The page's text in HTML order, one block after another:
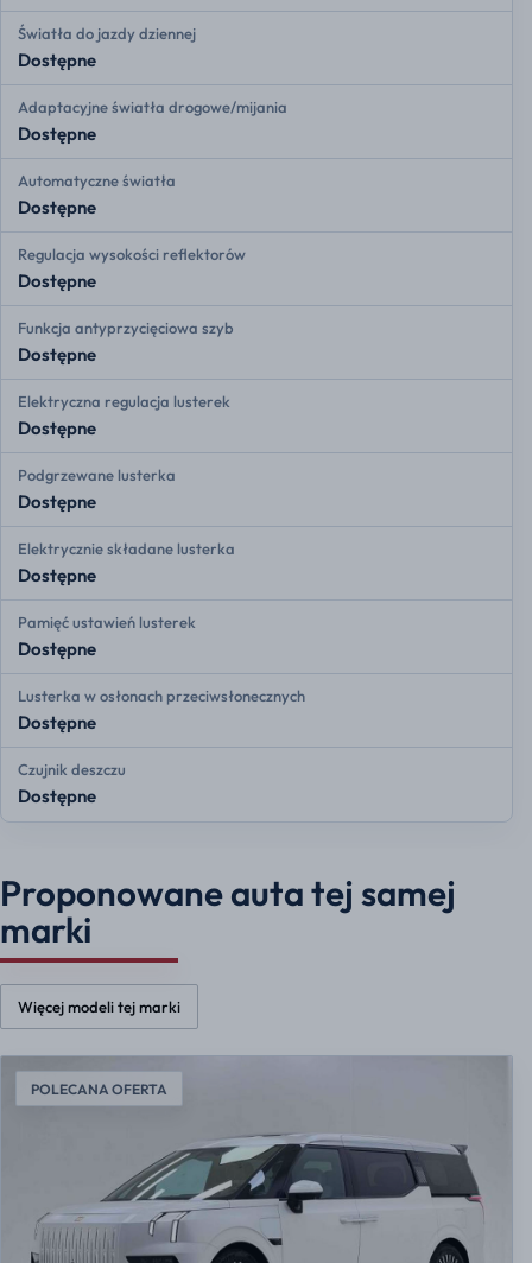
Światła do jazdy dziennej
Dostępne
Adaptacyjne światła drogowe/mijania
Dostępne
Automatyczne światła
Dostępne
Regulacja wysokości reflektorów
Dostępne
Funkcja antyprzycięciowa szyb
Dostępne
Elektryczna regulacja lusterek
Dostępne
Podgrzewane lusterka
Dostępne
Elektrycznie składane lusterka
Dostępne
Pamięć ustawień lusterek
Dostępne
Lusterka w osłonach przeciwsłonecznych
Dostępne
Czujnik deszczu
Dostępne
Proponowane auta tej samej
marki
Więcej modeli tej marki
POLECANA OFERTA